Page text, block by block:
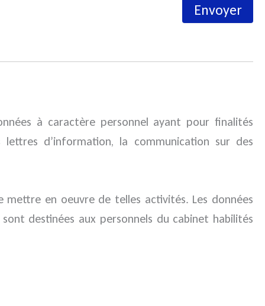
à caractère personnel ayant pour finalités
lettres d’information, la communication sur des
en oeuvre de telles activités. Les données
destinées aux personnels du cabinet habilités